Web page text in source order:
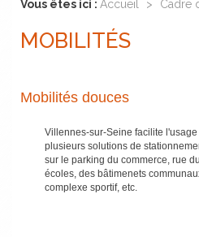
Vous êtes ici : Accueil > Cadre
MOBILITÉS
Mobilités douces
Villennes-sur-Seine facilite
plusieurs solutions de
sur le parking du commerce, rue
écoles, des bâtimenets
complexe sportif, etc.